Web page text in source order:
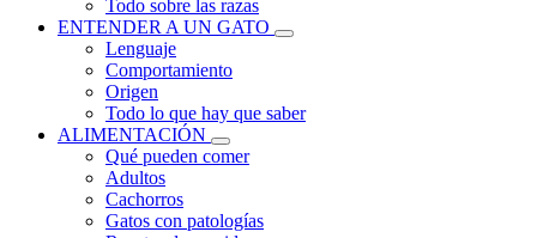
Todo sobre las razas
ENTENDER A UN GATO
Lenguaje
Comportamiento
Origen
Todo lo que hay que saber
ALIMENTACIÓN
Qué pueden comer
Adultos
Cachorros
Gatos con patologías